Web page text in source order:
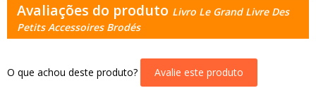
Avaliações do produto Livro Le Grand Livre Des
Petits Accessoires Brodés
O que achou deste produto? Avalie este produto